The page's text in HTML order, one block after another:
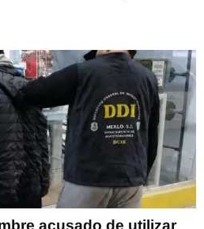
acusado de utilizar